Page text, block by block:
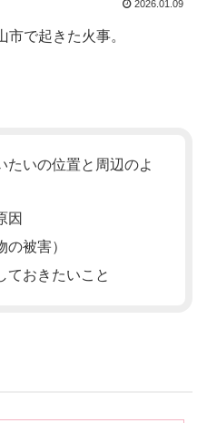
2026.01.09
で起きた火事。
たいの位置と周辺のよ
因
被害）
ておきたいこと